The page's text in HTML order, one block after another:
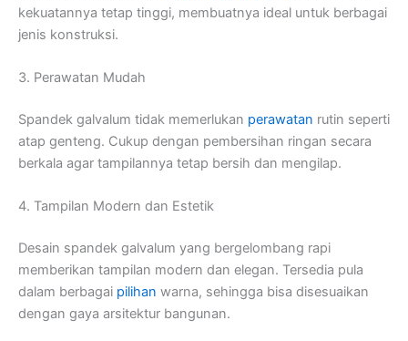
kekuatannya tetap tinggi, membuatnya ideal untuk berbagai
jenis konstruksi.
3. Perawatan Mudah
Spandek galvalum tidak memerlukan perawatan rutin seperti
atap genteng. Cukup dengan pembersihan ringan secara
berkala agar tampilannya tetap bersih dan mengilap.
4. Tampilan Modern dan Estetik
Desain spandek galvalum yang bergelombang rapi
memberikan tampilan modern dan elegan. Tersedia pula
dalam berbagai pilihan warna, sehingga bisa disesuaikan
dengan gaya arsitektur bangunan.